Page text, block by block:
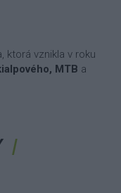
ktorá vznikla v roku
MTB a